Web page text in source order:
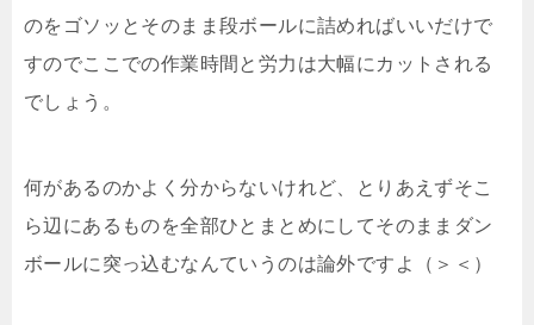
のをゴソッとそのまま段ボールに詰めればいいだけで
すのでここでの作業時間と労力は大幅にカットされる
でしょう。
何があるのかよく分からないけれど、とりあえずそこ
ら辺にあるものを全部ひとまとめにしてそのままダン
ボールに突っ込むなんていうのは論外ですよ（＞＜）